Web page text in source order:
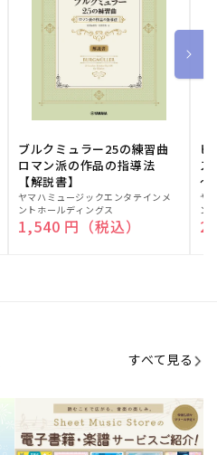
ブルクミュラー25の練習曲
ロマン派の作品の指導法
【解説書】
販
売
元:
ヤマハミュージックエンタテインメ
ントホールディングス
通常価格
1,540 円（税込）
ピ
ス
～
販
売
元:
ヤ
ン
すべて見る